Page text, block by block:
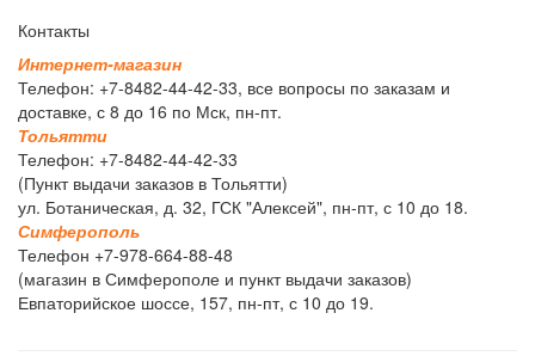
Контакты
Интернет-магазин
Телефон: +7-8482-44-42-33, все вопросы по заказам и
доставке, с 8 до 16 по Мск, пн-пт.
Тольятти
Телефон: +7-8482-44-42-33
(Пункт выдачи заказов в Тольятти)
ул. Ботаническая, д. 32, ГСК "Алексей", пн-пт, с 10 до 18.
Симферополь
Телефон +7-978-664-88-48
(магазин в Симферополе и пункт выдачи заказов)
Евпаторийское шоссе, 157, пн-пт, с 10 до 19.